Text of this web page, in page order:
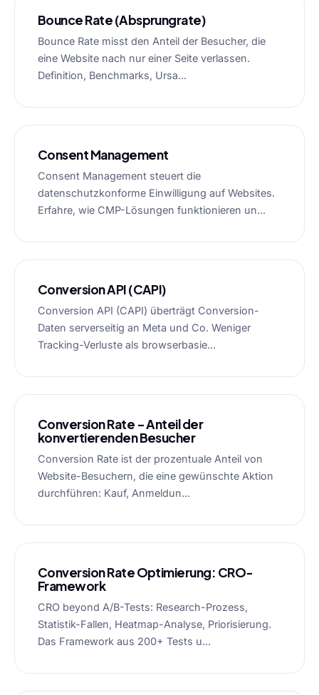
Bounce Rate (Absprungrate)
Bounce Rate misst den Anteil der Besucher, die
eine Website nach nur einer Seite verlassen.
Definition, Benchmarks, Ursa...
Consent Management
Consent Management steuert die
datenschutzkonforme Einwilligung auf Websites.
Erfahre, wie CMP-Lösungen funktionieren un...
Conversion API (CAPI)
Conversion API (CAPI) überträgt Conversion-
Daten serverseitig an Meta und Co. Weniger
Tracking-Verluste als browserbasie...
Conversion Rate – Anteil der
konvertierenden Besucher
Conversion Rate ist der prozentuale Anteil von
Website-Besuchern, die eine gewünschte Aktion
durchführen: Kauf, Anmeldun...
Conversion Rate Optimierung: CRO-
Framework
CRO beyond A/B-Tests: Research-Prozess,
Statistik-Fallen, Heatmap-Analyse, Priorisierung.
Das Framework aus 200+ Tests u...